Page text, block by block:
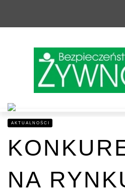
AKTUALNOŚCI
NA